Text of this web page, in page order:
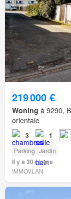
219 000 €
Woning à 9290,
orientale
3 1
Parking Jardin
Il y a 30+ jours
IMMOVLAN